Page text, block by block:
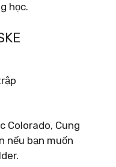
học.
Colorado, Cung
nếu bạn muốn